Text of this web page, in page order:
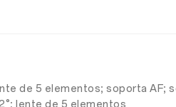
de 5 elementos; soporta AF;
lente de 5 elementos